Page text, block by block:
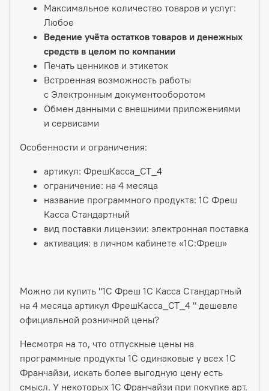
Максимальное количество товаров и услуг:
Любое
Ведение учёта остатков товаров и денежных
средств в целом по компании
Печать ценников и этикеток
Встроенная возможность работы
с Электронным документооборотом
Обмен данными с внешними приложениями
и сервисами
Особенности и ограничения:
артикул: ФрешКасса_СТ_4
ограничение: на 4 месяца
название программного продукта: 1С Фреш
Касса Стандартный
вид поставки лицензии: электронная поставка
активация: в личном кабинете «1С:Фреш»
Можно ли купить "1С Фреш 1С Касса Стандартный
на 4 месяца артикул ФрешКасса_СТ_4 " дешевле
официальной розничной цены?
Несмотря на то, что отпускные цены на
программные продукты 1С одинаковые у всех 1С
Франчайзи, искать более выгодную цену есть
смысл. У некоторых 1С Франчайзи при покупке арт.